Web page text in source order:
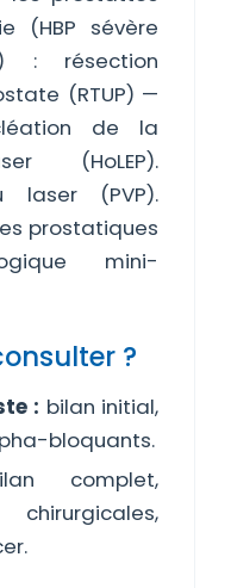
(HBP sévère
: résection
(RTUP) —
de la
(HoLEP).
laser (PVP).
prostatiques
mini-
?
: bilan initial,
bloquants.
complet,